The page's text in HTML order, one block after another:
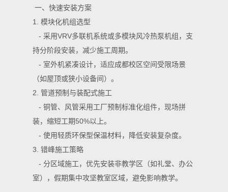
一、快速安装方案
1. 模块化机组选型
- 采用VRV多联机系统或多模块风冷热泵机组，支
持分阶段安装，减少施工周期。
- 室外机紧凑设计，适应成都校区空间受限场景
（如屋顶或狭小设备间）。
2. 管道预制与装配式施工
- 铜管、风管采用工厂预制标准化组件，现场拼
装，缩短工期50%以上。
- 使用轻质环保型保温材料，降低安装复杂度。
3. 错峰施工策略
- 分区域施工，优先安装非教学区（如礼堂、办公
室），假期集中攻坚教室区域，避免影响教学。